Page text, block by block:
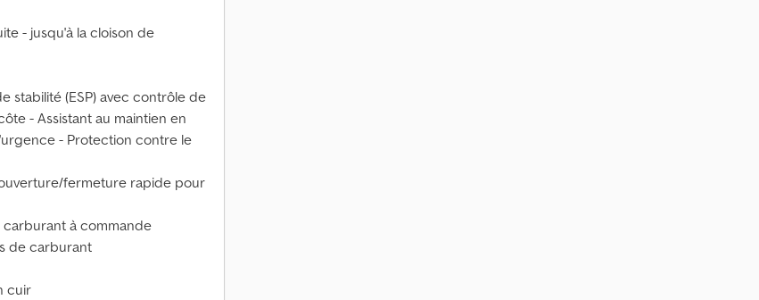
- jusqu'à la cloison de
stabilité (ESP) avec contrôle de
- Assistant au maintien en
- Protection contre le
fermeture rapide pour
carburant à commande
de carburant
cuir